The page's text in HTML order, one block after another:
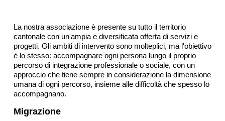
La nostra associazione è presente su tutto il territorio
cantonale con un'ampia e diversificata offerta di servizi e
progetti. Gli ambiti di intervento sono molteplici, ma l'obiettivo
è lo stesso: accompagnare ogni persona lungo il proprio
percorso di integrazione professionale o sociale, con un
approccio che tiene sempre in considerazione la dimensione
umana di ogni percorso, insieme alle difficoltà che spesso lo
accompagnano.
Migrazione